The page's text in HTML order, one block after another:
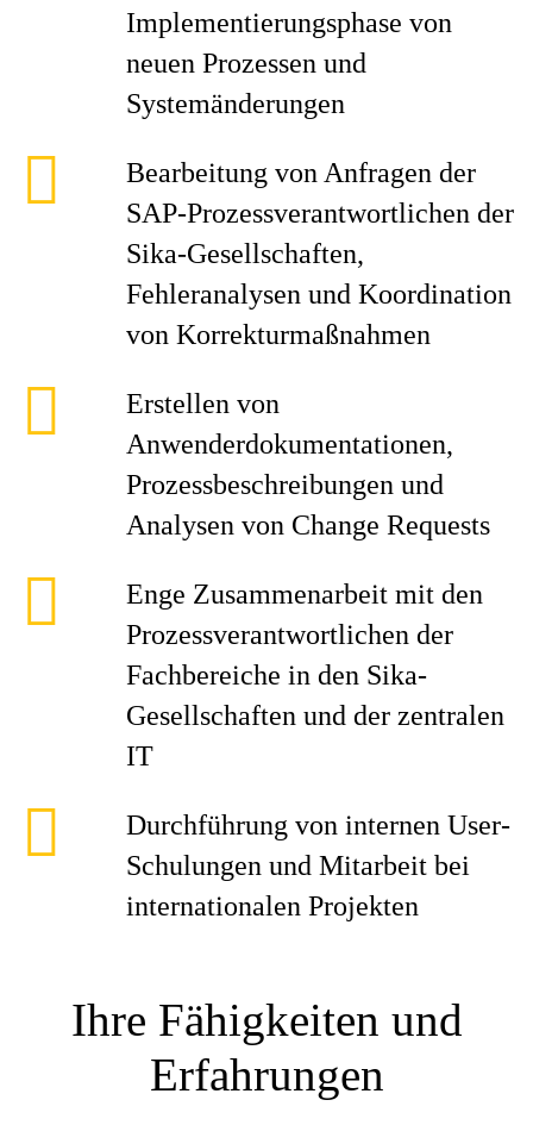
Implementierungsphase von
neuen Prozessen und
Systemänderungen
Bearbeitung von Anfragen der
SAP-Prozessverantwortlichen der
Sika-Gesellschaften,
Fehleranalysen und Koordination
von Korrekturmaßnahmen
Erstellen von
Anwenderdokumentationen,
Prozessbeschreibungen und
Analysen von Change Requests
Enge Zusammenarbeit mit den
Prozessverantwortlichen der
Fachbereiche in den Sika-
Gesellschaften und der zentralen
IT
Durchführung von internen User-
Schulungen und Mitarbeit bei
internationalen Projekten
Ihre Fähigkeiten und
Erfahrungen